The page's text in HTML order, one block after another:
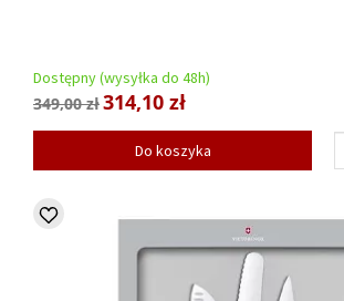
Dostępny (wysyłka do 48h)
349,00 zł314,10 zł
Do koszyka